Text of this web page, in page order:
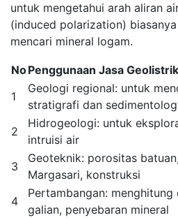
untuk mengetahui arah aliran
(induced polarization)
mencari mineral logam.
NoPenggunaan Jasa
1
Geologi regional: untuk
stratigrafi dan
2
Hidrogeologi: untuk
intruisi air
3
Geoteknik: porositas
Margasari, konstruksi
4
Pertambangan:
galian, penyebaran mineral